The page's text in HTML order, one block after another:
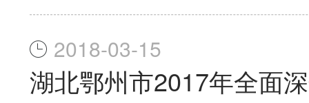
2018-03-15
湖北鄂州市2017年全面